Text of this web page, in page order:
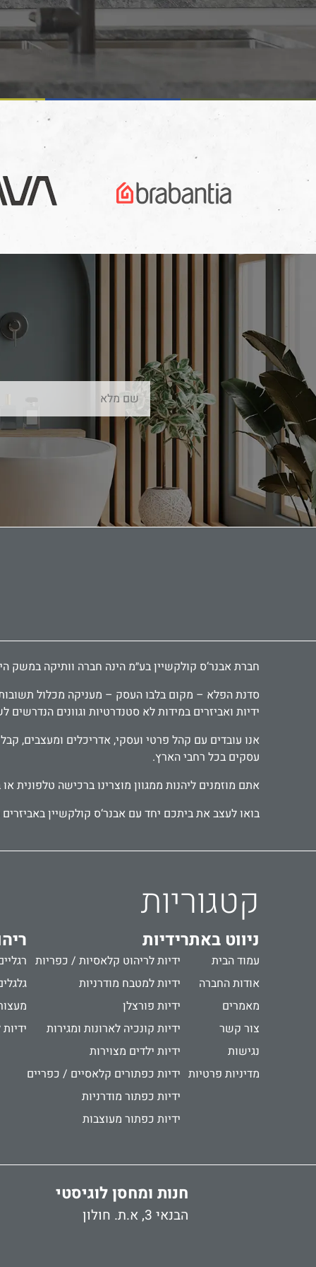
חברת אבנר‘ס קולקשיין בע״מ הינה חברה וותיקה במשק הישראלי ומובילה כבר 30 שנה בתחום יבוא ושיווק אביזרי אמבטיה,
סדנת הפלא – מקום בלבו העסק – מעניקה מכלול תשובות
ידיות ואביזרים במידות לא סטנדרטיות וגוונים הנדרשים
עסקים בכל רחבי הארץ.
אתם מוזמנים ליהנות ממגוון מוצרינו ברכישה טלפונית
בואו לעצב את ביתכם יחד עם אבנר‘ס קולקשיין
קטגוריות
ניווט באתר
עמוד הבית
אודות החברה
מאמרים
צור קשר
נגישות
מדיניות פרטיות
ידיות
ידיות לריהוט קלאסיות / כפריות
ידיות למטבח מודרניות
ידיות פורצלן
ידיות קונכיה לארונות ומגירות
ידיות ילדים מצוירות
ידיות כפתורים קלאסיים / כפריים
ידיות כפתור מודרניות
ידיות כפתור מעוצבות
חנות ומחסן לוגיסטי
הבנאי 3, א.ת. חולון